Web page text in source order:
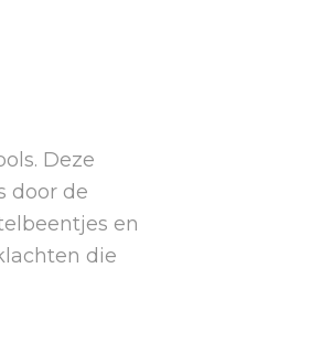
Deze
door de
en
die